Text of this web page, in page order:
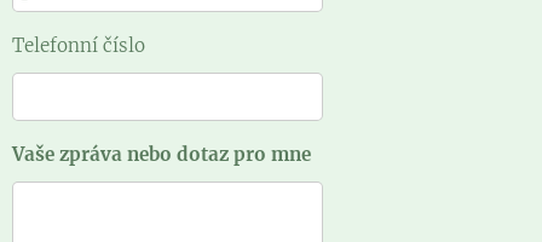
Telefonní číslo
Vaše zpráva nebo dotaz pro mne